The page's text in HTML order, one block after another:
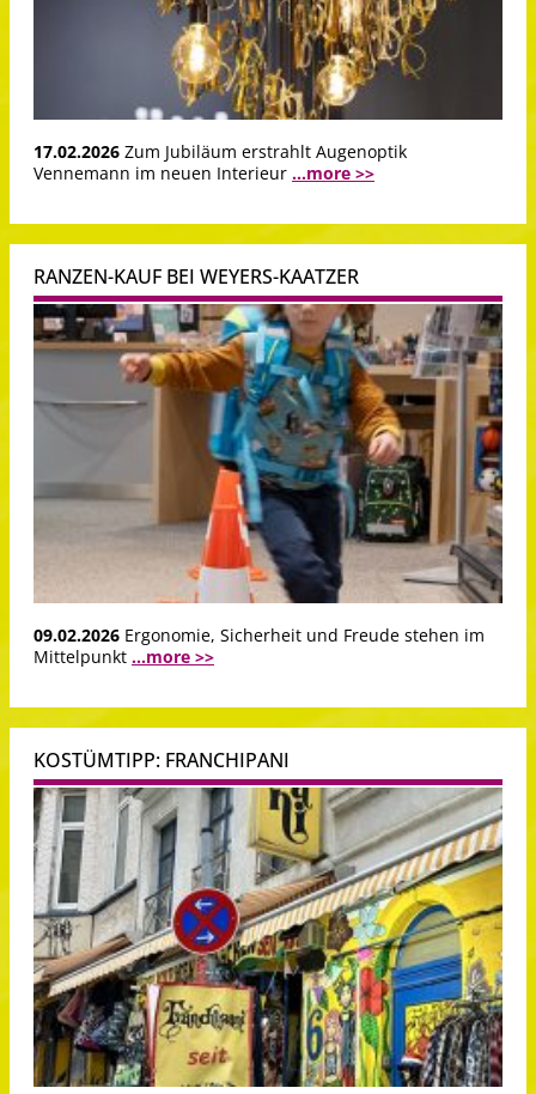
17.02.2026 Zum Jubiläum erstrahlt Augenoptik
Vennemann im neuen Interieur ...more >>
RANZEN-KAUF BEI WEYERS-KAATZER
09.02.2026 Ergonomie, Sicherheit und Freude stehen im
Mittelpunkt ...more >>
KOSTÜMTIPP: FRANCHIPANI